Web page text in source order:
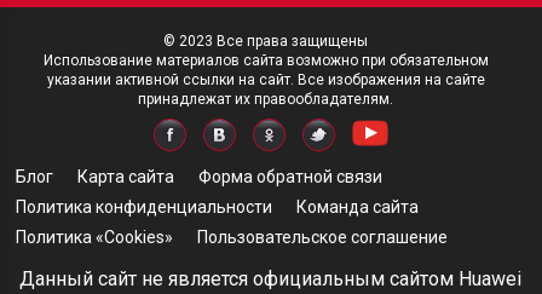
© 2023 Все права защищены
Использование материалов сайта возможно при обязательном
указании активной ссылки на сайт. Все изображения на сайте
принадлежат их правообладателям.
Блог Карта сайта
Форма обратной связи
Политика конфиденциальности
Команда сайта
Политика «Cookies»
Пользовательское соглашение
Данный сайт не является официальным сайтом Huawei